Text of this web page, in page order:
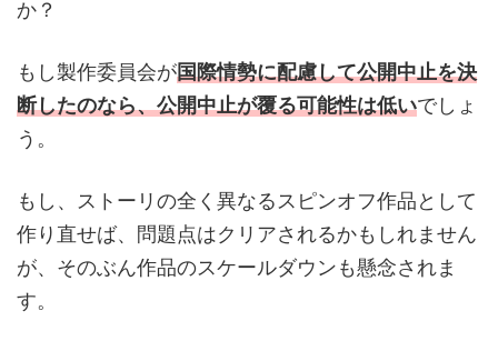
か？
もし製作委員会が国際情勢に配慮して公開中止を決
断したのなら、公開中止が覆る可能性は低いでしょ
う。
もし、ストーリの全く異なるスピンオフ作品として
作り直せば、問題点はクリアされるかもしれません
が、そのぶん作品のスケールダウンも懸念されま
す。